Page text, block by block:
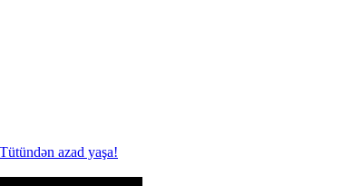
Tütündən azad yaşa!